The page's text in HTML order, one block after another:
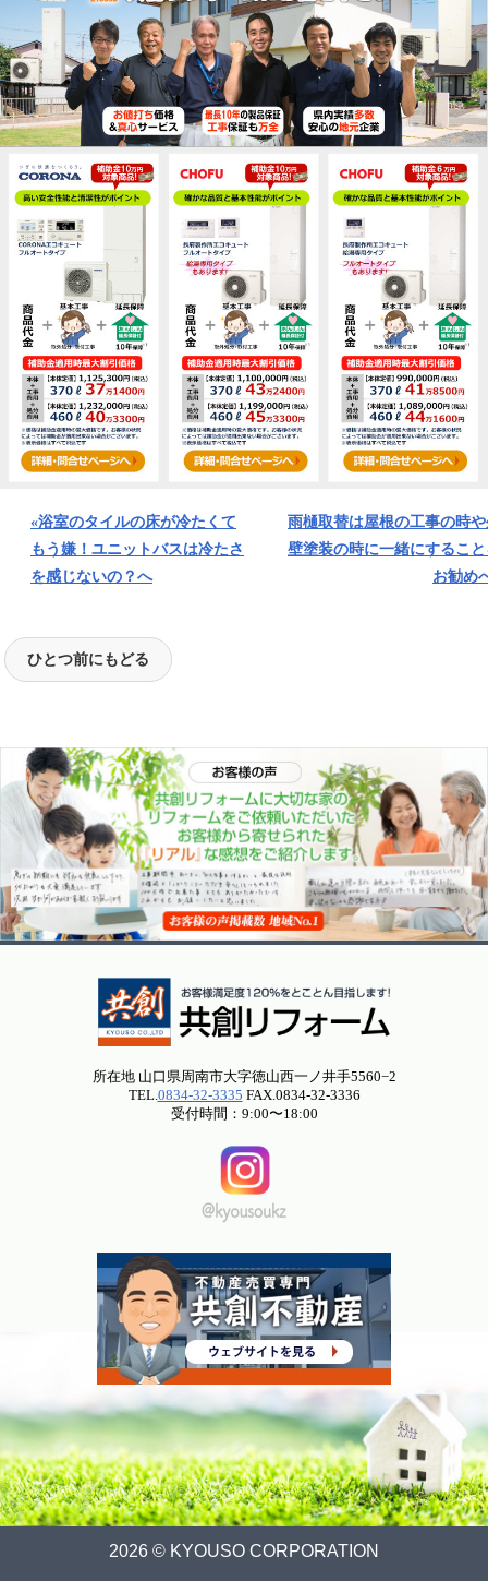
«浴室のタイルの床が冷たくて
もう嫌！ユニットバスは冷たさ
を感じないの？へ
雨樋取替は屋根の工事の時
壁塗装の時に一緒にするこ
お勧め
所在地 山口県周南市大字徳山西一ノ井手5560−2
TEL. 0834-32-3335 FAX.0834-32-3336
受付時間：9:00〜18:00
2026 © KYOUSO CORPORATION